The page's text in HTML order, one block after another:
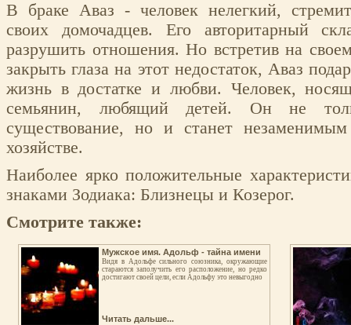
В браке Аваз - человек нелегкий,
своих домочадцев. Его авторитарный
разрушить отношения. Но встретив на
закрыть глаза на этот недостаток, Аваз
жизнь в достатке и любви. Человек,
семьянин, любящий детей. Он не
существование, но и станет
хозяйстве.
Наиболее ярко положительные
знаками Зодиака: Близнецы и Козерог.
Смотрите также:
Мужское имя. Адольф - тайна имени
Видя в Адольфе сильного союзника, окружающие
стараются заполучить его расположение, но редко
достигают своей цели, если Адольфу это невыгодно
Читать дальше...